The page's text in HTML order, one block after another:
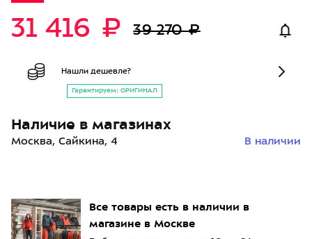
Все товары есть в наличии в
магазине в Москве
31 416 ₽ 39 270 ₽
Нашли дешевле?
Гарантируем: ОРИГИНАЛ
Наличие в магазинах
Москва, Сайкина, 4 В наличии